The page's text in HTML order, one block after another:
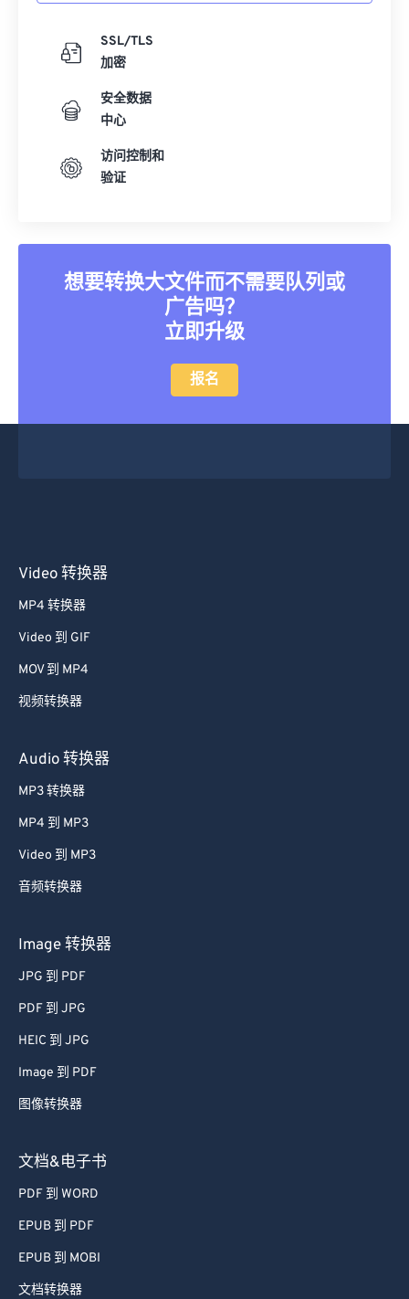
SSL/TLS
加密
安全数据
中心
访问控制和
验证
想要转换大文件而不需要队列或
广告吗？
立即升级
报名
Video 转换器
MP4 转换器
Video 到 GIF
MOV 到 MP4
视频转换器
Audio 转换器
MP3 转换器
MP4 到 MP3
Video 到 MP3
音频转换器
Image 转换器
JPG 到 PDF
PDF 到 JPG
HEIC 到 JPG
Image 到 PDF
图像转换器
文档&电子书
PDF 到 WORD
EPUB 到 PDF
EPUB 到 MOBI
文档转换器